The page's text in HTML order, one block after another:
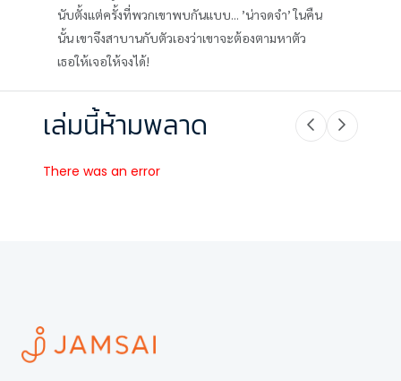
นับตั้งแต่ครั้งที่พวกเขาพบกันแบบ... ’น่าจดจำ’ ในคืน
นั้น เขาจึงสาบานกับตัวเองว่าเขาจะต้องตามหาตัว
เธอให้เจอให้จงได้!
เล่มนี้ห้ามพลาด
There was an error